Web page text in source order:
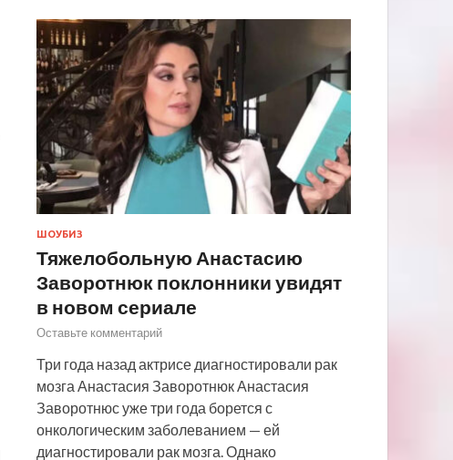
ШОУБИЗ
Тяжелобольную Анастасию
Заворотнюк поклонники увидят
в новом сериале
Оставьте комментарий
Три года назад актрисе диагностировали рак
мозга Анастасия Заворотнюк Анастасия
Заворотнюс уже три года борется с
онкологическим заболеванием — ей
диагностировали рак мозга. Однако